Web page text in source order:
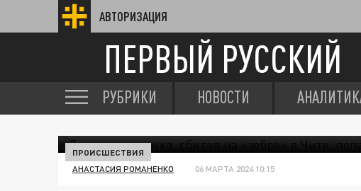
АВТОРИЗАЦИЯ
ПЕРВЫЙ РУССКИЙ
РУБРИКИ НОВОСТИ
ПРОИСШЕСТВИЯ
АНАСТАСИЯ РОМАНЕНКО 06 МАРТА 2024 10:15